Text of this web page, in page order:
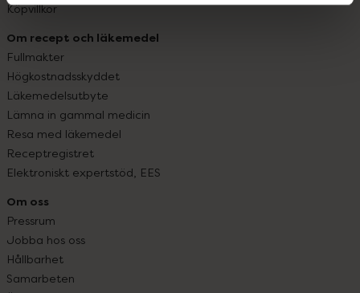
Köpvillkor
Om recept och läkemedel
Fullmakter
Högkostnadsskyddet
Läkemedelsutbyte
Lämna in gammal medicin
Resa med läkemedel
Receptregistret
Elektroniskt expertstöd, EES
Om oss
Pressrum
Jobba hos oss
Hållbarhet
Samarbeten